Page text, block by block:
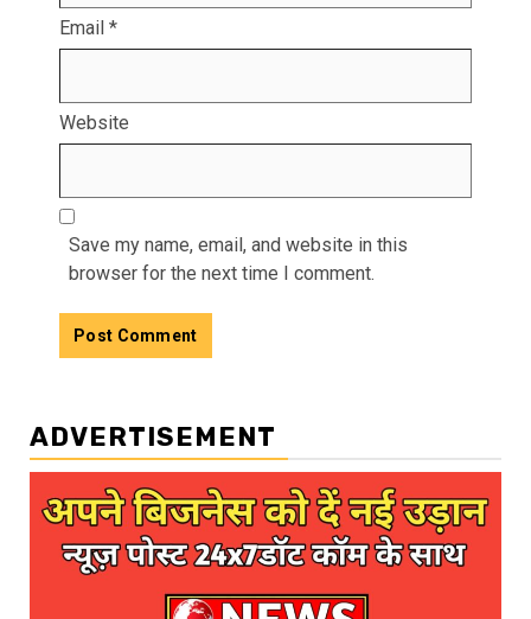
Email *
Website
Save my name, email, and website in this
browser for the next time I comment.
ADVERTISEMENT